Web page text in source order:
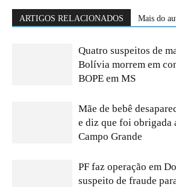
ARTIGOS RELACIONADOS Mais do
Quatro suspeitos de
Bolívia morrem em
BOPE em MS
Mãe de bebê
e diz que foi obrigada
Campo Grande
PF faz operação em
suspeito de fraude